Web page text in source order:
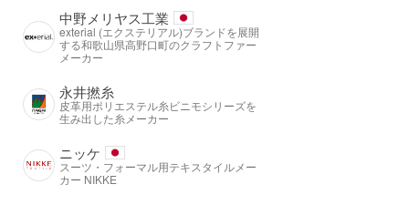
中野メリヤス工業
exterial (エクステリアル)ブランドを展開
する和歌山県高野口町のクラフトファー
メーカー
永井撚糸
皮革用ポリエステル糸ビニモシリーズを
生み出した糸メーカー
ニッケ
スーツ・フォーマル用テキスタイルメー
カー NIKKE